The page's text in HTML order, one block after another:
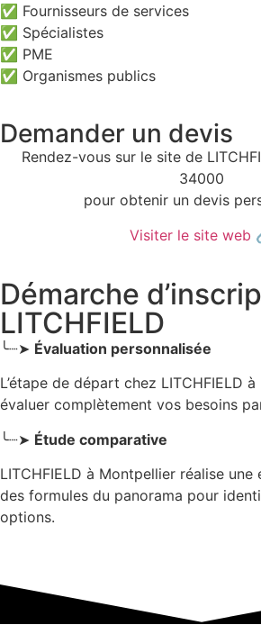
✅ Fournisseurs de services
✅ Spécialistes
✅ PME
✅ Organismes publics
Demander un devis
Rendez-vous sur le site de
34000
pour obtenir un devis
Visiter le site web
Démarche
LITCHFIELD
╰┈➤ Évaluation personnalisée
L’étape de départ chez LITCHFIELD à
évaluer complètement vos besoins
╰┈➤ Étude comparative
LITCHFIELD à Montpellier réalise
des formules du panorama pour
options.